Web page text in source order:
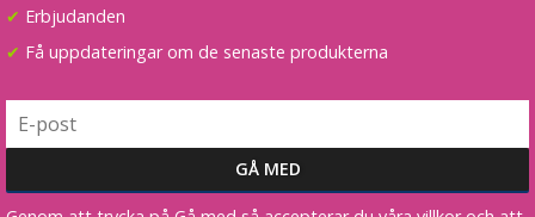
Syntetiskt löshår Gloriatråd lockigt - Vinröd #118
199 kr
✔ Erbjudanden
✔ Få uppdateringar om de senaste produkterna